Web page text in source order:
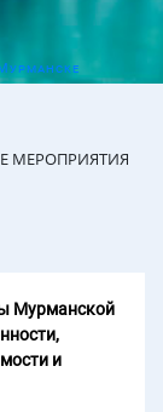
МЕРОПРИЯТИЯ
Мурманской
и